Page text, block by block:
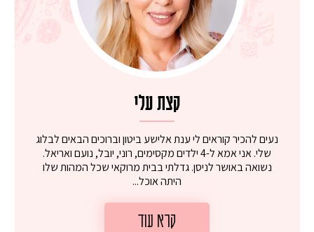
קצת עלי
נעים להכיר קוראים לי ענת אלישע ביטון וברוכים הבאים לבלוג
שלי. אני אמא ל-4 ילדים מקסימים, רוני, יובל, נועם ואריאל.
נשואה באושר לניסן. גדלתי בבית מרוקאי שכל המהות שלו
היתה אוכל...
קרא עוד